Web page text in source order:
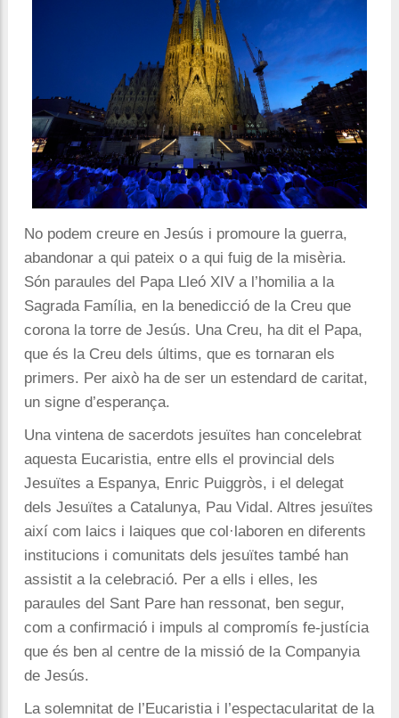
No podem creure en Jesús i promoure la guerra,
abandonar a qui pateix o a qui fuig de la misèria.
Són paraules del Papa Lleó XIV a l’homilia a la
Sagrada Família, en la benedicció de la Creu que
corona la torre de Jesús. Una Creu, ha dit el Papa,
que és la Creu dels últims, que es tornaran els
primers. Per això ha de ser un estendard de caritat,
un signe d’esperança.
Una vintena de sacerdots jesuïtes han concelebrat
aquesta Eucaristia, entre ells el provincial dels
Jesuïtes a Espanya, Enric Puiggròs, i el delegat
dels Jesuïtes a Catalunya, Pau Vidal. Altres jesuïtes
així com laics i laiques que col·laboren en diferents
institucions i comunitats dels jesuïtes també han
assistit a la celebració. Per a ells i elles, les
paraules del Sant Pare han ressonat, ben segur,
com a confirmació i impuls al compromís fe-justícia
que és ben al centre de la missió de la Companyia
de Jesús.
La solemnitat de l’Eucaristia i l’espectacularitat de la